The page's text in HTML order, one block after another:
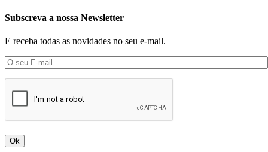
Subscreva a nossa Newsletter
E receba todas as novidades no seu e-mail.
Ok